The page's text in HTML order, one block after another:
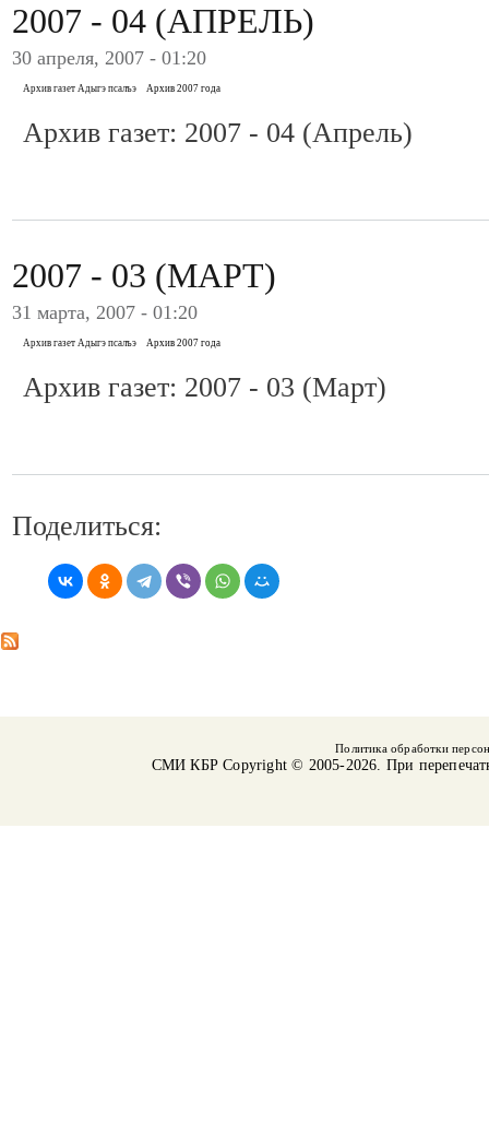
2007 - 04 (АПРЕЛЬ)
30 апреля, 2007 - 01:20
Архив газет Адыгэ псалъэ Архив 2007 года
Архив газет: 2007 - 04 (Апрель)
2007 - 03 (МАРТ)
31 марта, 2007 - 01:20
Архив газет Адыгэ псалъэ Архив 2007 года
Архив газет: 2007 - 03 (Март)
Поделиться:
Политика обработки
СМИ КБРCopyright © 2005-2026. При